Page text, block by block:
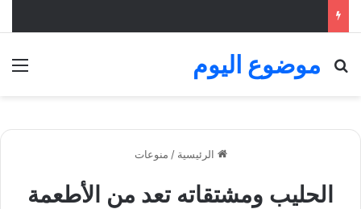
موضوع اليوم
بحث عن
الرئيسية / منوعات
الحليب ومشتقاته تعد من الأطعمة